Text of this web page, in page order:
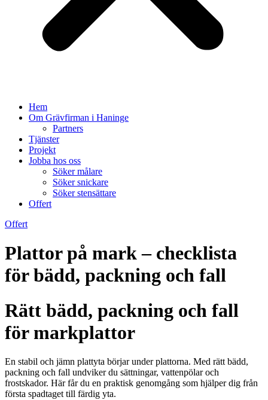
Hem
Om Grävfirman i Haninge
Partners
Tjänster
Projekt
Jobba hos oss
Söker målare
Söker snickare
Söker stensättare
Offert
Offert
Plattor på mark – checklista
för bädd, packning och fall
Rätt bädd, packning och fall
för markplattor
En stabil och jämn plattyta börjar under plattorna. Med rätt bädd,
packning och fall undviker du sättningar, vattenpölar och
frostskador. Här får du en praktisk genomgång som hjälper dig från
första spadtaget till färdig yta.